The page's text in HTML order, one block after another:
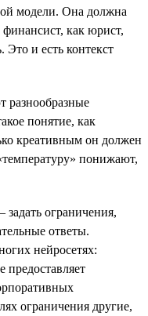
модели. Она должна
финансист, как юрист,
Это и есть контекст
разнообразные
понятие, как
креативным он должен
понижают,
ограничения,
ответы.
нейросетях:
предоставляет
ограничения другие,